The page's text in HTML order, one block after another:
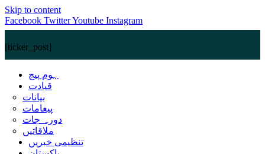
Skip to content
Facebook TwitterYoutube Instagram
[ticker_post]
ہوم پیج
قیادت
بیانات
پیغامات
دورہ جات
ملاقاتیں
تنظیمی خبریں